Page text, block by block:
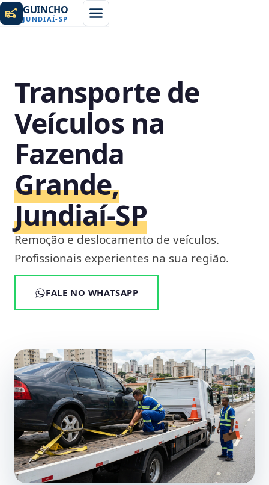
GUINCHO
JUNDIAÍ-SP
Transporte de
Veículos na
Fazenda
Grande,
Jundiaí‑SP
Remoção e deslocamento de veículos.
Profissionais experientes na sua região.
FALE NO WHATSAPP